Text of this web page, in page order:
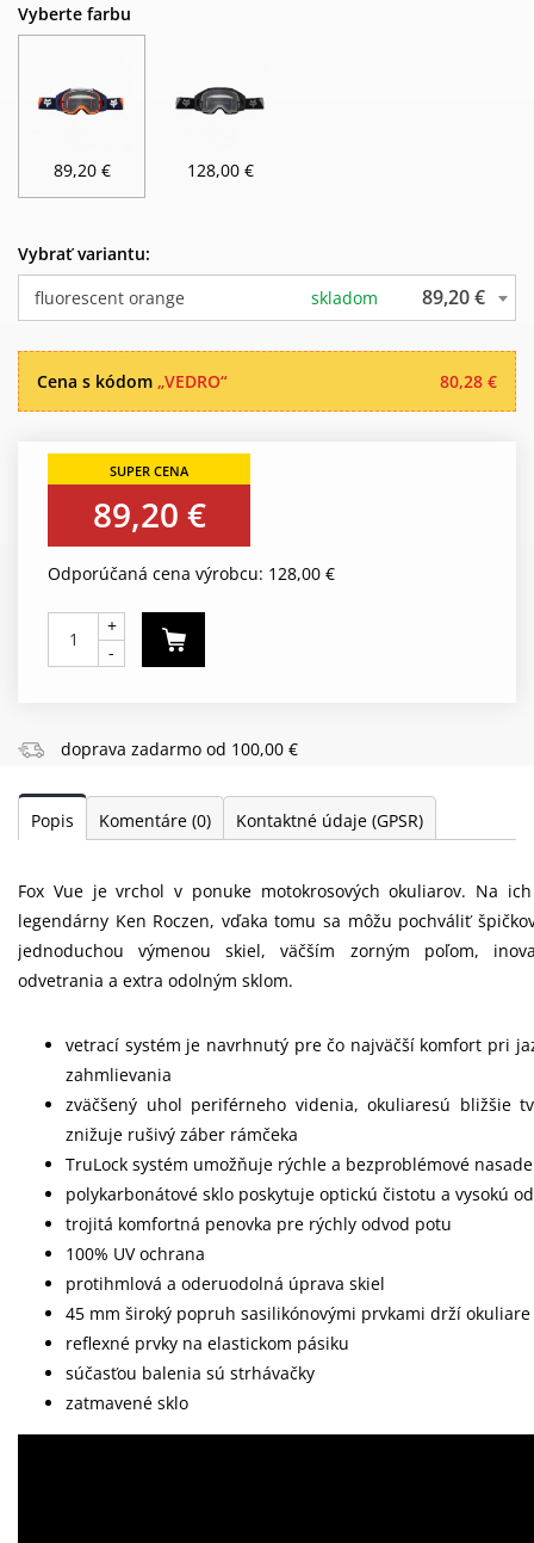
Vyberte farbu
89,20 € 128,00 €
Vybrať variantu:
fluorescent orange
skladom 89,20 €
80,28 €
Cena s kódom „VEDRO“
89,20 €
Odporúčaná cena výrobcu: 128,00 €
+
-
doprava zadarmo od 100,00 €
Popis Komentáre (0) Kontaktné údaje (GPSR)
Fox Vue je vrchol v ponuke motokrosových okuliarov. Na
legendárny Ken Roczen, vďaka tomu sa môžu pochváliť
jednoduchou výmenou skiel, väčším zorným poľom,
odvetrania a extra odolným sklom.
vetrací systém je navrhnutý pre čo najväčší komfort pri
zahmlievania
zväčšený uhol periférneho videnia, okuliaresú bližšie
znižuje rušivý záber rámčeka
TruLock systém umožňuje rýchle a bezproblémové
polykarbonátové sklo poskytuje optickú čistotu a vysokú
trojitá komfortná penovka pre rýchly odvod potu
100% UV ochrana
protihmlová a oderuodolná úprava skiel
45 mm široký popruh sasilikónovými prvkami drží
reflexné prvky na elastickom pásiku
súčasťou balenia sú strhávačky
zatmavené sklo